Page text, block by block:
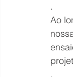
.
Ao
.